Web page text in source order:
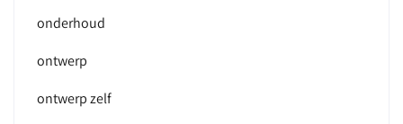
onderhoud
ontwerp
ontwerp zelf